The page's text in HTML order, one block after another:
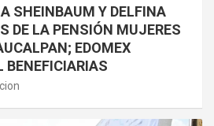
SHEINBAUM Y DELFINA
DE LA PENSIÓN MUJERES
EDOMEX